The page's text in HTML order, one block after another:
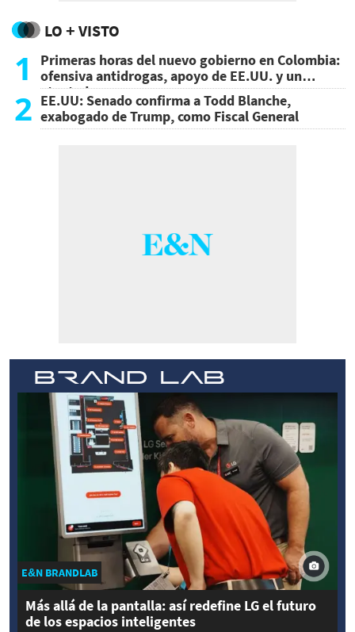
LO + VISTO
1
Primeras horas del nuevo gobierno en Colombia:
ofensiva antidrogas, apoyo de EE.UU. y un
atentado
2 EE.UU: Senado confirma a Todd Blanche,
exabogado de Trump, como Fiscal General
E&N BRANDLAB
Más allá de la pantalla: así redefine LG el futuro
de los espacios inteligentes